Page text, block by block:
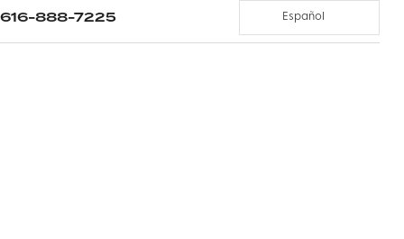
616-888-7225 Español